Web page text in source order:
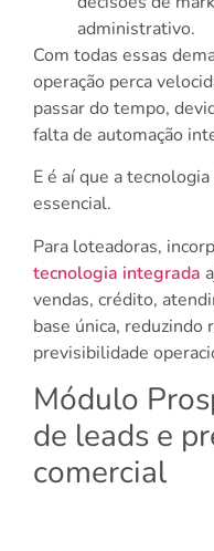
administrativo.
Com todas essas
operação perca
passar do tempo,
falta de automação
E é aí que a
essencial.
Para loteadoras,
tecnologia integrada
vendas, crédito,
base única,
previsibilidade
Módulo
de leads e
comercial